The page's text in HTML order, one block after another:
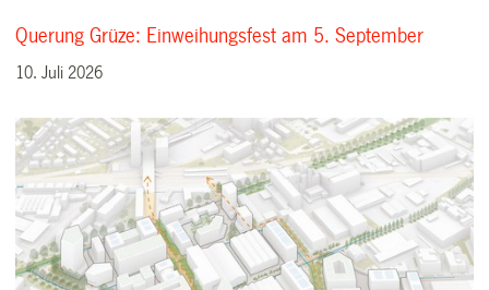
Querung Grüze: Einweihungsfest am 5. September
10. Juli 2026